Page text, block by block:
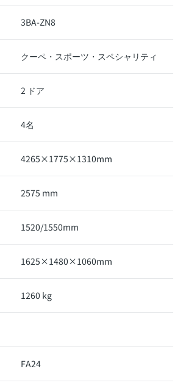
3BA-ZN8
クーペ・スポーツ・スペシャリティ
2 ドア
4名
4265×1775×1310mm
2575 mm
1520/1550mm
1625×1480×1060mm
1260 kg
FA24